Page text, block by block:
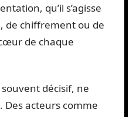
qu’il s’agisse
de chiffrement ou de
de chaque
décisif, ne
Des acteurs comme